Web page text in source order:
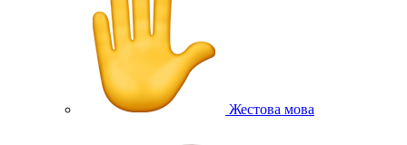
Жестова мова